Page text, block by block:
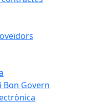
Bon Govern